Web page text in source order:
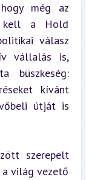
még az
kell a Hold
válasz
vállalás is,
büszkeség:
kívánt
útját is
szerepelt
világ vezető